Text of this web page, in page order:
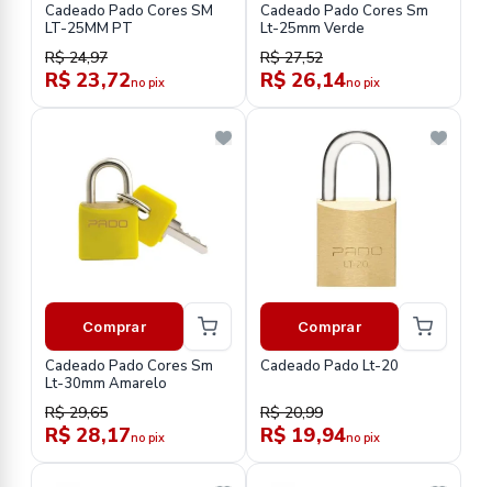
Cadeado Pado Cores SM
LT-25MM PT
R$ 24,97
R$ 23,72no pix
Cadeado Pado Cores Sm
Lt-25mm Verde
R$ 27,52
R$ 26,14no pix
Comprar
Cadeado Pado Cores Sm
Lt-30mm Amarelo
R$ 29,65
R$ 28,17no pix
Comprar
Cadeado Pado Lt-20
R$ 20,99
R$ 19,94no pix